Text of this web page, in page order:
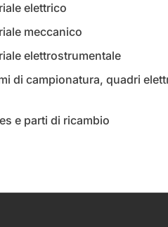
elettrico
meccanico
elettrostrumentale
di campionatura, quadri
e parti di ricambio